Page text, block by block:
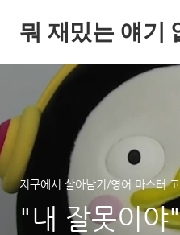
뭐 재밌는 얘기
지구에서 살아남기/영어 마스터
"내 잘못이야